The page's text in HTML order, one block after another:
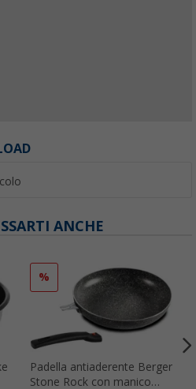
ANCHE
%
Padella antiaderente Berger
Stone Rock con manico